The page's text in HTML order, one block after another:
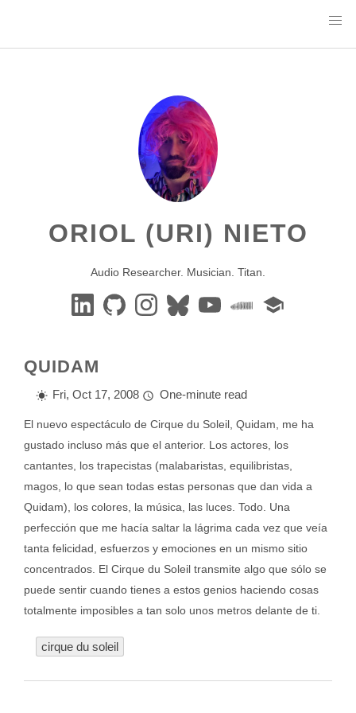
ORIOL (URI) NIETO
Audio Researcher. Musician. Titan.
QUIDAM
Fri, Oct 17, 2008 One-minute read
El nuevo espectáculo de Cirque du Soleil , Quidam, me ha
gustado incluso más que el anterior. Los actores, los
cantantes, los trapecistas (malabaristas, equilibristas,
magos, lo que sean todas estas personas que dan vida a
Quidam), los colores, la música, las luces. Todo. Una
perfección que me hacía saltar la lágrima cada vez que veía
tanta felicidad, esfuerzos y emociones en un mismo sitio
concentrados. El Cirque du Soleil transmite algo que sólo se
puede sentir cuando tienes a estos genios haciendo cosas
totalmente imposibles a tan solo unos metros delante de ti.
cirque du soleil